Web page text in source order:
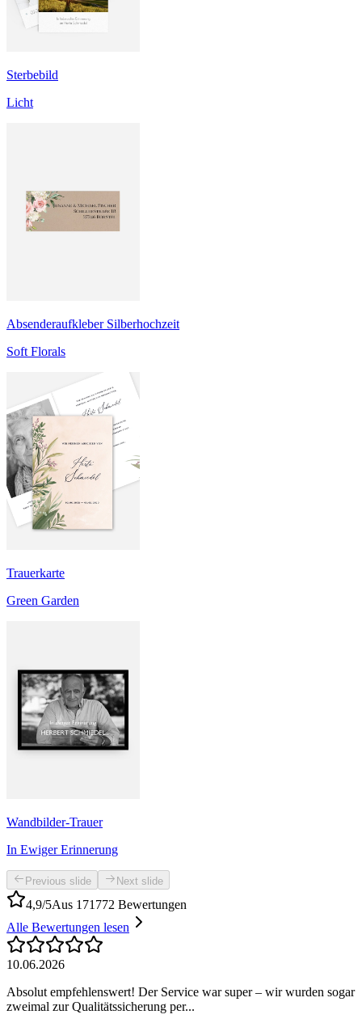
Sterbebild
Licht
Absenderaufkleber Silberhochzeit
Soft Florals
Trauerkarte
Green Garden
Wandbilder-Trauer
In Ewiger Erinnerung
Previous slide Next slide
4,9/5Aus 171772 Bewertungen
Alle Bewertungen lesen
10.06.2026
Absolut empfehlenswert! Der Service war super – wir wurden sogar
zweimal zur Qualitätssicherung per...